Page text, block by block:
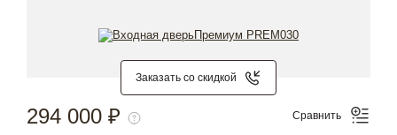
Заказать со скидкой
294 000 ₽ Сравнить